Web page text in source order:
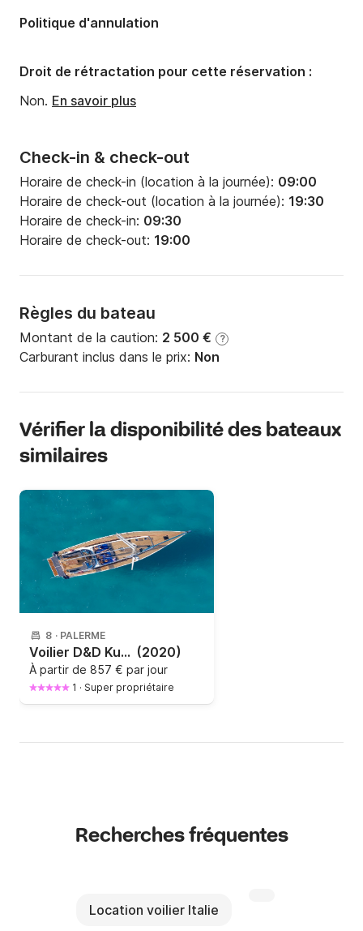
Tirant d'eau:2.3m
Puissance moteur:75cv
Check-in & check-out
Horaire de check-in (location à la journée): 09:00
Horaire de check-out (location à la journée): 19:30
Horaire de check-in: 09:30
Horaire de check-out: 19:00
Règles du bateau
Montant de la caution: 2 500 € ?
Carburant inclus dans le prix: Non
Politique d'annulation
Droit de rétractation pour cette réservation :
Non. En savoir plus
Vérifier la disponibilité des bateaux
similaires
8 · PALERME
Voilier D&D Kufner 54 16.75m (2020)
À partir de 857 € par jour
1 · Super propriétaire
Recherches fréquentes
Location voilier Italie